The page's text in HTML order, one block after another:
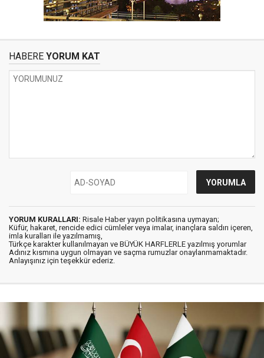
HABERE YORUM KAT
YORUM KURALLARI: Risale Haber yayın politikasına uymayan;
Küfür, hakaret, rencide edici cümleler veya imalar, inançlara saldırı içeren,
imla kuralları ile yazılmamış,
Türkçe karakter kullanılmayan ve BÜYÜK HARFLERLE yazılmış yorumlar
Adınız kısmına uygun olmayan ve saçma rumuzlar onaylanmamaktadır.
Anlayışınız için teşekkür ederiz.